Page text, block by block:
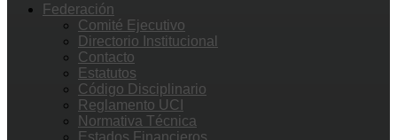
Federación
Comité Ejecutivo
Directorio Institucional
Contacto
Estatutos
Código Disciplinario
Reglamento UCI
Normativa Técnica
Estados Financieros